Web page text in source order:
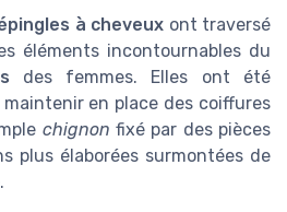
à cheveux ont traversé
éléments incontournables du
des femmes. Elles ont été
en place des coiffures
chignon fixé par des pièces
plus élaborées surmontées de